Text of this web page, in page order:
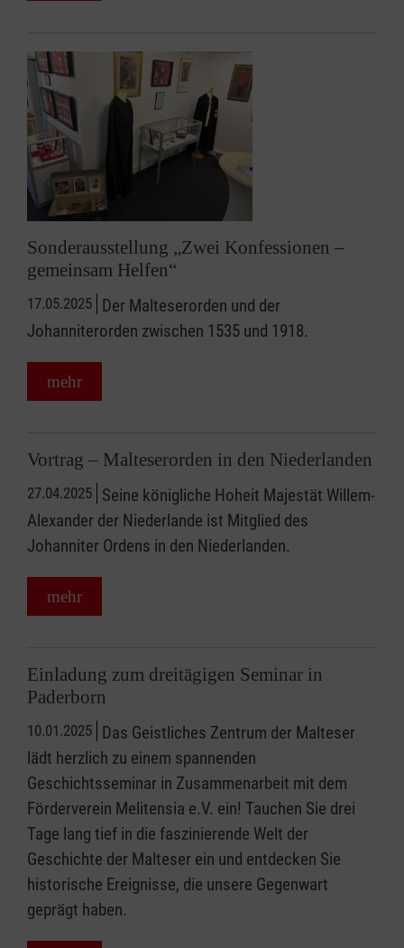
Sonderausstellung „Zwei Konfessionen –
gemeinsam Helfen“
17.05.2025 Der Malteserorden und der
Johanniterorden zwischen 1535 und 1918.
mehr
Vortrag – Malteserorden in den Niederlanden
27.04.2025 Seine königliche Hoheit Majestät Willem-
Alexander der Niederlande ist Mitglied des
Johanniter Ordens in den Niederlanden.
mehr
Einladung zum dreitägigen Seminar in
Paderborn
10.01.2025 Das Geistliches Zentrum der Malteser
lädt herzlich zu einem spannenden
Geschichtsseminar in Zusammenarbeit mit dem
Förderverein Melitensia e.V. ein! Tauchen Sie drei
Tage lang tief in die faszinierende Welt der
Geschichte der Malteser ein und entdecken Sie
historische Ereignisse, die unsere Gegenwart
geprägt haben.